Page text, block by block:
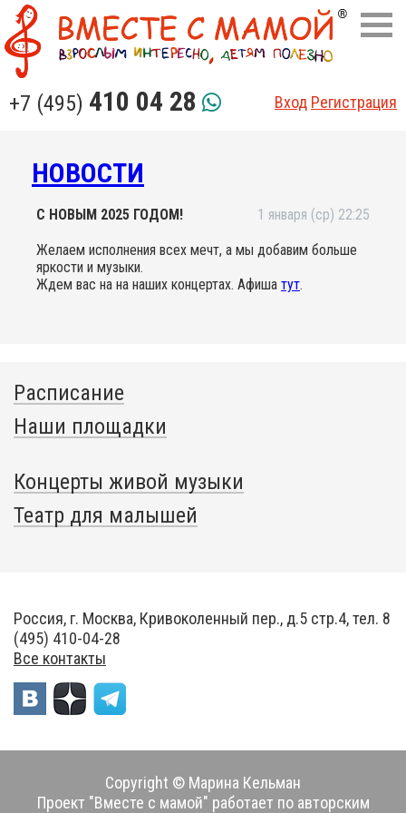
+7 (495) 410 04 28 Вход Регистрация
НОВОСТИ
С НОВЫМ 2025 ГОДОМ! 1 января (ср) 22:25
Желаем исполнения всех мечт, а мы добавим больше
яркости и музыки.
Ждем вас на на наших концертах. Афиша тут.
Расписание
Наши площадки
Концерты живой музыки
Театр для малышей
Россия, г. Москва, Кривоколенный пер., д.5 стр.4, тел. 8
(495) 410-04-28
Все контакты
Copyright © Марина Кельман
Проект "Вместе с мамой" работает по авторским